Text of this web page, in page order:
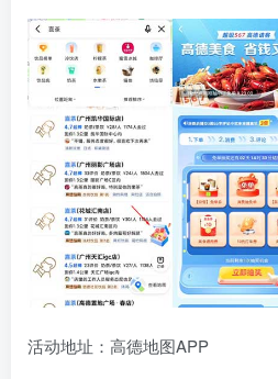
活动地址：高德地图APP